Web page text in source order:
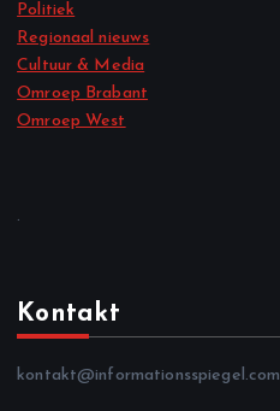
Politiek
Regionaal nieuws
Cultuur & Media
Omroep Brabant
Omroep West
.
Kontakt
kontakt@informationsspiegel.com